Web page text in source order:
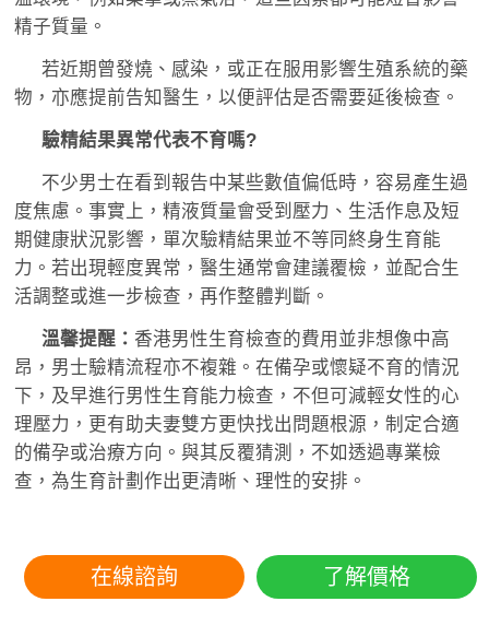
精子質量。
若近期曾發燒、感染，或正在服用影響生殖系統的藥
物，亦應提前告知醫生，以便評估是否需要延後檢查。
驗精結果異常代表不育嗎?
不少男士在看到報告中某些數值偏低時，容易產生過
度焦慮。事實上，精液質量會受到壓力、生活作息及短
期健康狀況影響，單次驗精結果並不等同終身生育能
力。若出現輕度異常，醫生通常會建議覆檢，並配合生
活調整或進一步檢查，再作整體判斷。
溫馨提醒： 香港男性生育檢查的費用並非想像中高
昂，男士驗精流程亦不複雜。在備孕或懷疑不育的情況
下，及早進行男性生育能力檢查，不但可減輕女性的心
理壓力，更有助夫妻雙方更快找出問題根源，制定合適
的備孕或治療方向。與其反覆猜測，不如透過專業檢
查，為生育計劃作出更清晰、理性的安排。
在線諮詢 了解價格